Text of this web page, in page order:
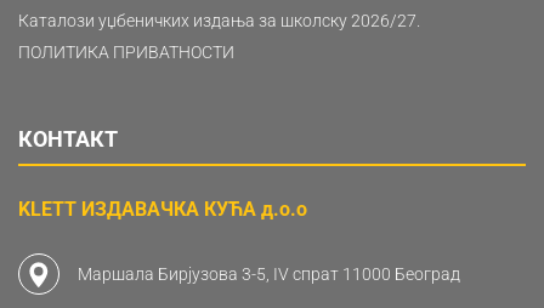
Каталози уџбеничких издања за школску 2026/27.
ПОЛИТИКА ПРИВАТНОСТИ
КОНТАКТ
KLETT ИЗДАВАЧКА КУЋА д.о.о
Маршала Бирјузова 3-5, IV спрат 11000 Београд